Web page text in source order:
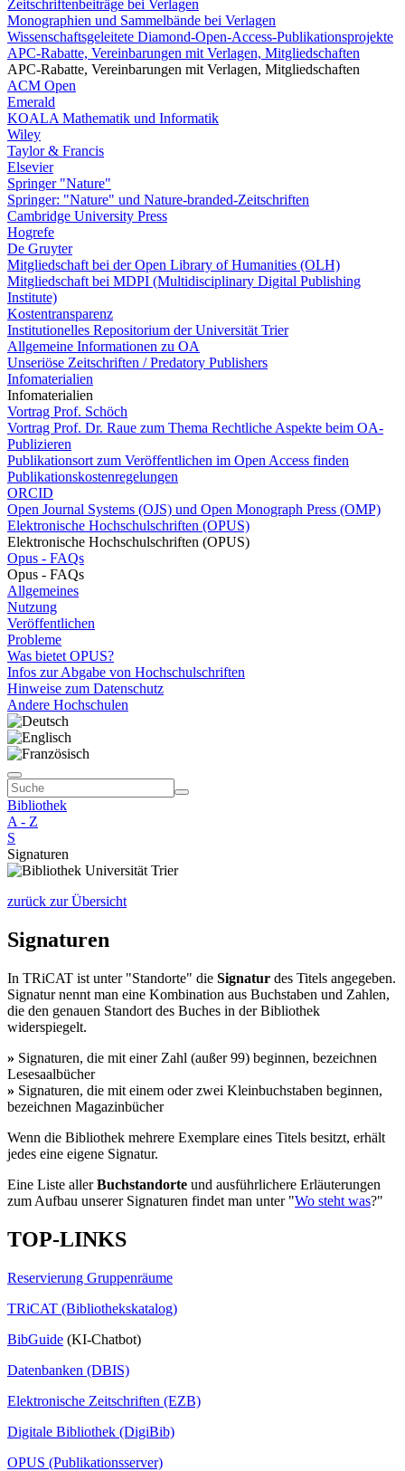
Zeitschriftenbeiträge bei Verlagen
Monographien und Sammelbände bei Verlagen
Wissenschaftsgeleitete Diamond-Open-Access-Publikationsprojekte
APC-Rabatte, Vereinbarungen mit Verlagen, Mitgliedschaften
APC-Rabatte, Vereinbarungen mit Verlagen, Mitgliedschaften
ACM Open
Emerald
KOALA Mathematik und Informatik
Wiley
Taylor & Francis
Elsevier
Springer "Nature"
Springer: "Nature" und Nature-branded-Zeitschriften
Cambridge University Press
Hogrefe
De Gruyter
Mitgliedschaft bei der Open Library of Humanities (OLH)
Mitgliedschaft bei MDPI (Multidisciplinary Digital Publishing
Institute)
Kostentransparenz
Institutionelles Repositorium der Universität Trier
Allgemeine Informationen zu OA
Unseriöse Zeitschriften / Predatory Publishers
Infomaterialien
Infomaterialien
Vortrag Prof. Schöch
Vortrag Prof. Dr. Raue zum Thema Rechtliche Aspekte beim OA-
Publizieren
Publikationsort zum Veröffentlichen im Open Access finden
Publikationskostenregelungen
ORCID
Open Journal Systems (OJS) und Open Monograph Press (OMP)
Elektronische Hochschulschriften (OPUS)
Elektronische Hochschulschriften (OPUS)
Opus - FAQs
Opus - FAQs
Allgemeines
Nutzung
Veröffentlichen
Probleme
Was bietet OPUS?
Infos zur Abgabe von Hochschulschriften
Hinweise zum Datenschutz
Andere Hochschulen
Bibliothek
A - Z
S
Signaturen
zurück zur Übersicht
Signaturen
In TRiCAT ist unter "Standorte" die Signatur des Titels angegeben.
Signatur nennt man eine Kombination aus Buchstaben und Zahlen,
die den genauen Standort des Buches in der Bibliothek
widerspiegelt.
» Signaturen, die mit einer Zahl (außer 99) beginnen, bezeichnen
Lesesaalbücher
» Signaturen, die mit einem oder zwei Kleinbuchstaben beginnen,
bezeichnen Magazinbücher
Wenn die Bibliothek mehrere Exemplare eines Titels besitzt, erhält
jedes eine eigene Signatur.
Eine Liste allerBuchstandorte und ausführlichere Erläuterungen
zum Aufbau unserer Signaturen findet man unter "Wo steht was?"
TOP-LINKS
Reservierung Gruppenräume
TRiCAT (Bibliothekskatalog)
BibGuide (KI-Chatbot)
Datenbanken (DBIS)
Elektronische Zeitschriften (EZB)
Digitale Bibliothek (DigiBib)
OPUS (Publikationsserver)